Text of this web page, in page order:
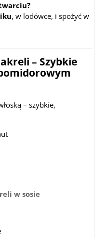
, w lodówce, i spożyć w
– Szybkie
– szybkie,
w sosie